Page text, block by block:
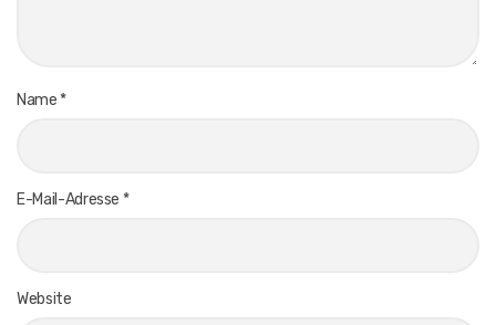
Name *
E-Mail-Adresse *
Website